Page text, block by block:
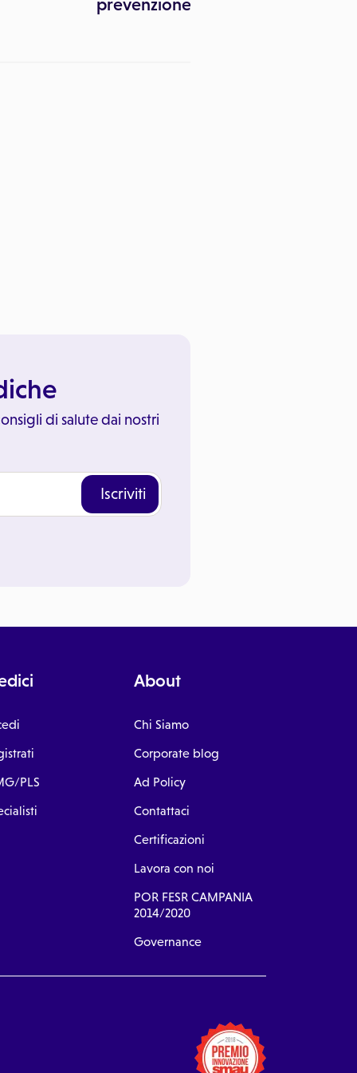
prevenzione
di salute dai nostri
Iscriviti
PLS
About
Chi Siamo
Corporate blog
Ad Policy
Contattaci
Certificazioni
Lavora con noi
POR FESR CAMPANIA
2014/2020
Governance